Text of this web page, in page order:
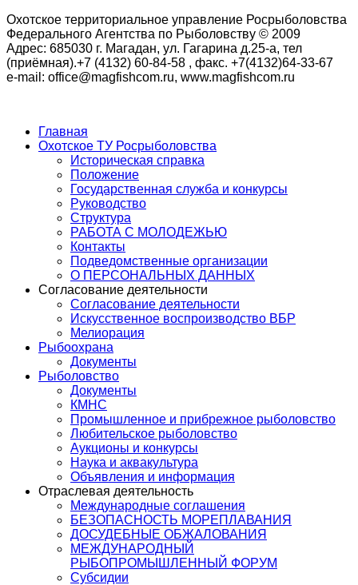
Охотское территориальное управление Росрыболовства
Федерального Агентства по Рыболовству © 2009
Адрес: 685030 г. Магадан, ул. Гагарина д.25-а, тел
(приёмная).+7 (4132) 60-84-58 , факс. +7(4132)64-33-67
e-mail: office@magfishcom.ru, www.magfishcom.ru
Главная
Охотское ТУ Росрыболовства
Историческая справка
Положение
Государственная служба и конкурсы
Руководство
Структура
РАБОТА С МОЛОДЕЖЬЮ
Контакты
Подведомственные организации
О ПЕРСОНАЛЬНЫХ ДАННЫХ
Согласование деятельности
Согласование деятельности
Искусственное воспроизводство ВБР
Мелиорация
Рыбоохрана
Документы
Рыболовство
Документы
КМНС
Промышленное и прибрежное рыболовство
Любительское рыболовство
Аукционы и конкурсы
Наука и аквакультура
Объявления и информация
Отраслевая деятельность
Международные соглашения
БЕЗОПАСНОСТЬ МОРЕПЛАВАНИЯ
ДОСУДЕБНЫЕ ОБЖАЛОВАНИЯ
МЕЖДУНАРОДНЫЙ
РЫБОПРОМЫШЛЕННЫЙ ФОРУМ
Субсидии